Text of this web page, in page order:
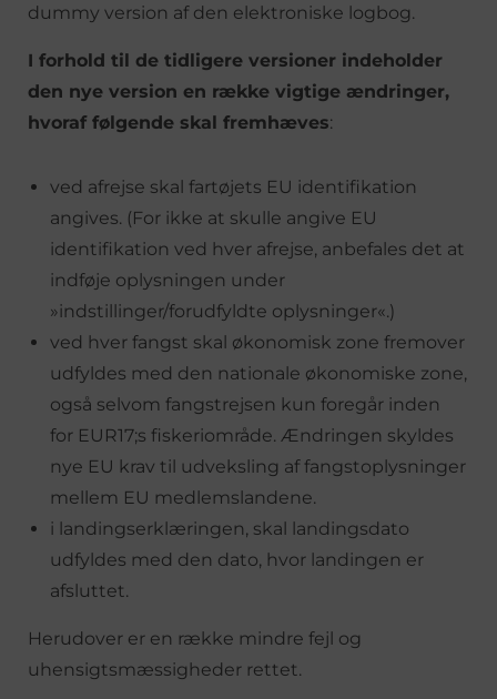
dummy version af den elektroniske logbog.
I forhold til de tidligere versioner indeholder
den nye version en række vigtige ændringer,
hvoraf følgende skal fremhæves:
ved afrejse skal fartøjets EU identifikation
angives. (For ikke at skulle angive EU
identifikation ved hver afrejse, anbefales det at
indføje oplysningen under
»indstillinger/forudfyldte oplysninger«.)
ved hver fangst skal økonomisk zone fremover
udfyldes med den nationale økonomiske zone,
også selvom fangstrejsen kun foregår inden
for EUR17;s fiskeriområde. Ændringen skyldes
nye EU krav til udveksling af fangstoplysninger
mellem EU medlemslandene.
i landingserklæringen, skal landingsdato
udfyldes med den dato, hvor landingen er
afsluttet.
Herudover er en række mindre fejl og
uhensigtsmæssigheder rettet.